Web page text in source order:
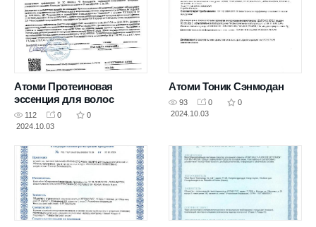
Атоми Протеиновая
эссенция для волос
112 0
0
2024.10.03
Атоми Тоник Сэнмодан
93 0
0
2024.10.03